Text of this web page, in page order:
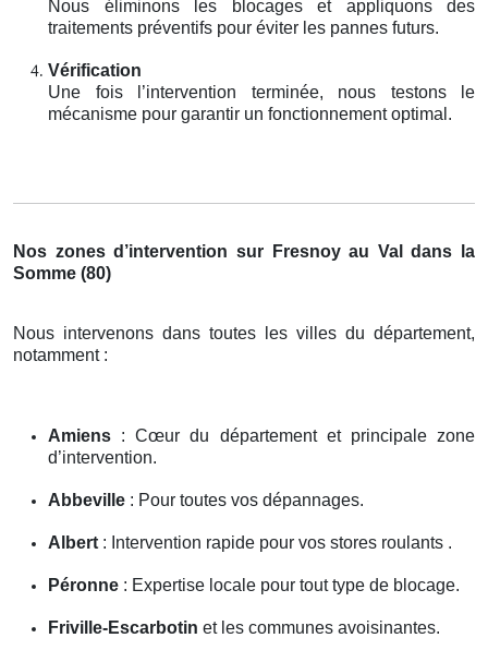
Nous éliminons les blocages et appliquons des
traitements préventifs pour éviter les pannes futurs.
Vérification
Une fois l’intervention terminée, nous testons le
mécanisme pour garantir un fonctionnement optimal.
Nos zones d’intervention sur Fresnoy au Val dans la
Somme (80)
Nous intervenons dans toutes les villes du département,
notamment :
Amiens : Cœur du département et principale zone
d’intervention.
Abbeville : Pour toutes vos dépannages.
Albert : Intervention rapide pour vos stores roulants .
Péronne : Expertise locale pour tout type de blocage.
Friville-Escarbotin et les communes avoisinantes.